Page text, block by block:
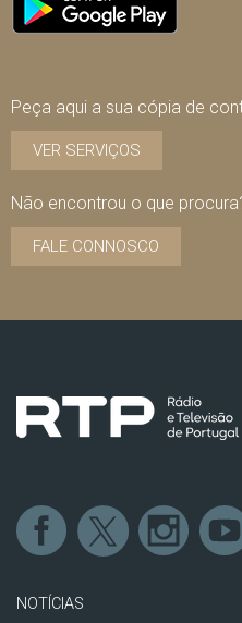
Peça aqui a sua cópia de
VER SERVIÇOS
Não encontrou o que
FALE CONNOSCO
NOTÍCIAS